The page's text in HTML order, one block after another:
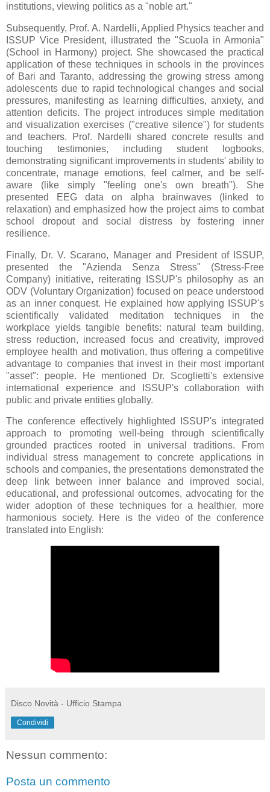
institutions, viewing politics as a "noble art."
Subsequently, Prof. A. Nardelli, Applied Physics teacher and
ISSUP Vice President, illustrated the "Scuola in Armonia"
(School in Harmony) project. She showcased the practical
application of these techniques in schools in the provinces
of Bari and Taranto, addressing the growing stress among
adolescents due to rapid technological changes and social
pressures, manifesting as learning difficulties, anxiety, and
attention deficits. The project introduces simple meditation
and visualization exercises ("creative silence") for students
and teachers. Prof. Nardelli shared concrete results and
touching testimonies, including student logbooks,
demonstrating significant improvements in students' ability to
concentrate, manage emotions, feel calmer, and be self-
aware (like simply "feeling one's own breath"). She
presented EEG data on alpha brainwaves (linked to
relaxation) and emphasized how the project aims to combat
school dropout and social distress by fostering inner
resilience.
Finally, Dr. V. Scarano, Manager and President of ISSUP,
presented the "Azienda Senza Stress" (Stress-Free
Company) initiative, reiterating ISSUP's philosophy as an
ODV (Voluntary Organization) focused on peace understood
as an inner conquest. He explained how applying ISSUP's
scientifically validated meditation techniques in the
workplace yields tangible benefits: natural team building,
stress reduction, increased focus and creativity, improved
employee health and motivation, thus offering a competitive
advantage to companies that invest in their most important
"asset": people. He mentioned Dr. Scoglietti's extensive
international experience and ISSUP's collaboration with
public and private entities globally.
The conference effectively highlighted ISSUP's integrated
approach to promoting well-being through scientifically
grounded practices rooted in universal traditions. From
individual stress management to concrete applications in
schools and companies, the presentations demonstrated the
deep link between inner balance and improved social,
educational, and professional outcomes, advocating for the
wider adoption of these techniques for a healthier, more
harmonious society.
Here is the video of the conference
translated into English:
Disco Novità - Ufficio Stampa
Condividi
Nessun commento:
Posta un commento